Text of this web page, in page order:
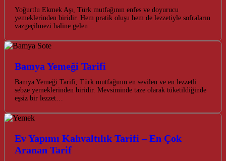
Yoğurtlu Ekmek Aşı, Türk mutfağının enfes ve doyurucu
yemeklerinden biridir. Hem pratik oluşu hem de lezzetiyle sofraların
vazgeçilmezi haline gelen…
Bamya Yemeği Tarifi
Bamya Yemeği Tarifi, Türk mutfağının en sevilen ve en lezzetli
sebze yemeklerinden biridir. Mevsiminde taze olarak tüketildiğinde
eşsiz bir lezzet…
Ev Yapımı Kahvaltılık Tarifi – En Çok
Aranan Tarif